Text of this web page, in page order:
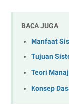
BACA JUGA
Manfaat
Tujuan
Teori
Konsep